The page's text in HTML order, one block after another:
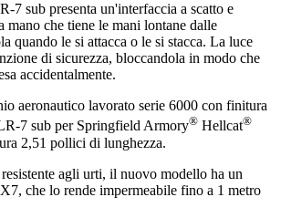
7 sub presenta un'interfaccia a scatto e
mano che tiene le mani lontane dalle
quando le si attacca o le si stacca. La luce
di sicurezza, bloccandola in modo che
accidentalmente.
aeronautico lavorato serie 6000 con finitura
7 sub per Springfield Armory® Hellcat®
2,51 pollici di lunghezza.
agli urti, il nuovo modello ha un
che lo rende impermeabile fino a 1 metro